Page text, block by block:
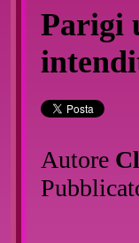
Parigi
Autore